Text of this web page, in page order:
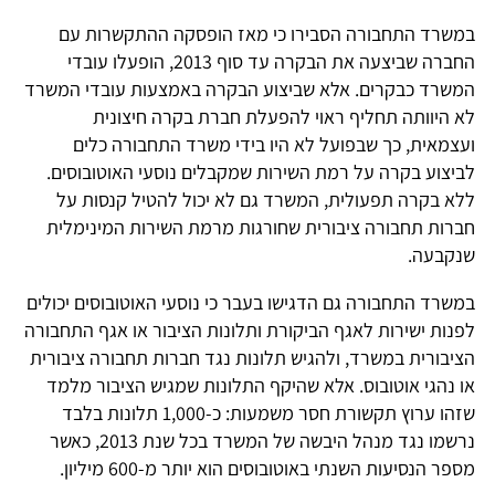
במשרד התחבורה הסבירו כי מאז הופסקה ההתקשרות עם
החברה שביצעה את הבקרה עד סוף 2013, הופעלו עובדי
המשרד כבקרים. אלא שביצוע הבקרה באמצעות עובדי המשרד
לא היוותה תחליף ראוי להפעלת חברת בקרה חיצונית
ועצמאית, כך שבפועל לא היו בידי משרד התחבורה כלים
לביצוע בקרה על רמת השירות שמקבלים נוסעי האוטובוסים.
ללא בקרה תפעולית, המשרד גם לא יכול להטיל קנסות על
חברות תחבורה ציבורית שחורגות מרמת השירות המינימלית
שנקבעה.
במשרד התחבורה גם הדגישו בעבר כי נוסעי האוטובוסים יכולים
לפנות ישירות לאגף הביקורת ותלונות הציבור או אגף התחבורה
הציבורית במשרד, ולהגיש תלונות נגד חברות תחבורה ציבורית
או נהגי אוטובוס. אלא שהיקף התלונות שמגיש הציבור מלמד
שזהו ערוץ תקשורת חסר משמעות: כ-1,000 תלונות בלבד
נרשמו נגד מנהל היבשה של המשרד בכל שנת 2013, כאשר
מספר הנסיעות השנתי באוטובוסים הוא יותר מ-600 מיליון.